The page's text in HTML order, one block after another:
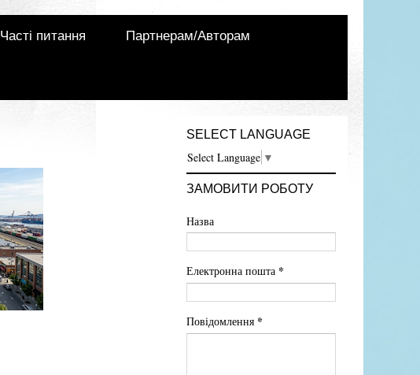
Часті питання Партнерам/Авторам
SELECT LANGUAGE
Select Language ▼
ЗАМОВИТИ РОБОТУ
Назва
Електронна пошта *
Повідомлення *